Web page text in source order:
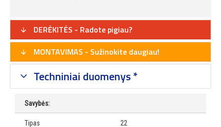
DERĖKITĖS - Radote pigiau?
MONTAVIMAS - Sužinokite daugiau!
Techniniai duomenys *
Savybės:
Tipas 22